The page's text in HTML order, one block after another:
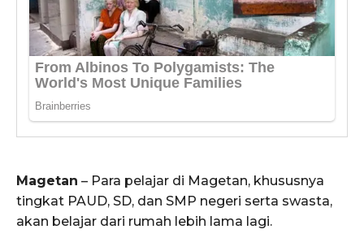
Magetan – Para pelajar di Magetan, khususnya
tingkat PAUD, SD, dan SMP negeri serta swasta,
akan belajar dari rumah lebih lama lagi.